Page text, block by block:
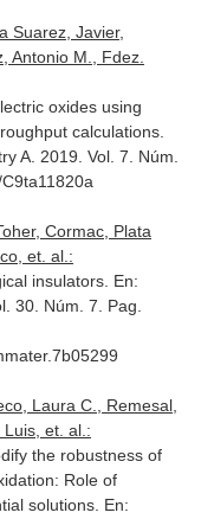
Suarez, Javier,
Antonio M., Fdez.
oxides using
calculations.
A. 2019. Vol. 7. Núm.
Cormac, Plata
et. al.:
insulators. En:
30. Núm. 7. Pag.
Laura C., Remesal,
et. al.:
the robustness of
Role of
solutions. En: